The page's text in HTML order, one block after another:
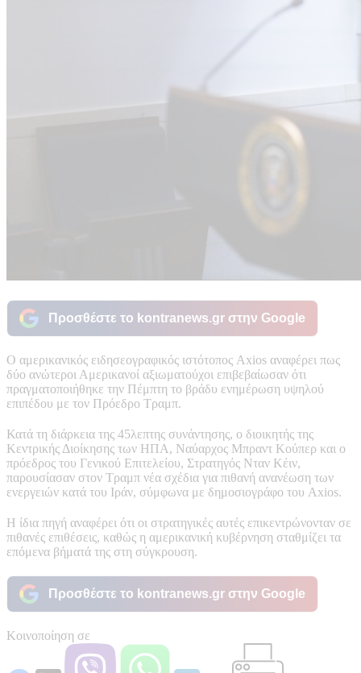
Προσθέστε το kontranews.gr στην Google
Ο αμερικανικός ειδησεογραφικός ιστότοπος Axios αναφέρει πως
δύο ανώτεροι Αμερικανοί αξιωματούχοι επιβεβαίωσαν ότι
πραγματοποιήθηκε την Πέμπτη το βράδυ ενημέρωση υψηλού
επιπέδου με τον Πρόεδρο Τραμπ.
Κατά τη διάρκεια της 45λεπτης συνάντησης, ο διοικητής της
Κεντρικής Διοίκησης των ΗΠΑ, Ναύαρχος Μπραντ Κούπερ και ο
πρόεδρος του Γενικού Επιτελείου, Στρατηγός Νταν Κέιν,
παρουσίασαν στον Τραμπ νέα σχέδια για πιθανή ανανέωση των
ενεργειών κατά του Ιράν, σύμφωνα με δημοσιογράφο του Axios.
Η ίδια πηγή αναφέρει ότι οι στρατηγικές αυτές επικεντρώνονταν σε
πιθανές επιθέσεις, καθώς η αμερικανική κυβέρνηση σταθμίζει τα
επόμενα βήματά της στη σύγκρουση.
Προσθέστε το kontranews.gr στην Google
Κοινοποίηση σε